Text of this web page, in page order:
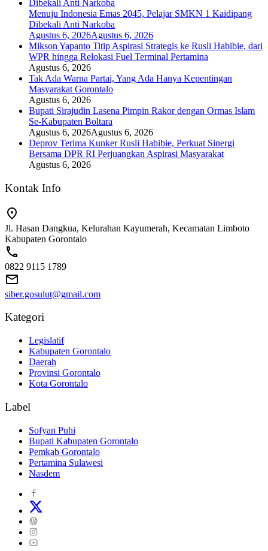
Menuju Indonesia Emas 2045, Pelajar SMKN 1 Kaidipang
Dibekali Anti Narkoba
Agustus 6, 2026Agustus 6, 2026
Mikson Yapanto Titip Aspirasi Strategis ke Rusli Habibie, dari
WPR hingga Relokasi Fuel Terminal Pertamina
Agustus 6, 2026
Tak Ada Warna Partai, Yang Ada Hanya Kepentingan
Masyarakat Gorontalo
Agustus 6, 2026
Bupati Sirajudin Lasena Pimpin Rakor dengan Ormas Islam
Se-Kabupaten Boltara
Agustus 6, 2026Agustus 6, 2026
Deprov Terima Kunker Rusli Habibie, Perkuat Sinergi
Bersama DPR RI Perjuangkan Aspirasi Masyarakat
Agustus 6, 2026
Kontak Info
Jl. Hasan Dangkua, Kelurahan Kayumerah, Kecamatan Limboto
Kabupaten Gorontalo
0822 9115 1789
siber.gosulut@gmail.com
Kategori
Legislatif
Kabupaten Gorontalo
Daerah
Provinsi Gorontalo
Kota Gorontalo
Label
Sofyan Puhi
Bupati Kabupaten Gorontalo
Pemkab Gorontalo
Pertamina Sulawesi
Nasdem